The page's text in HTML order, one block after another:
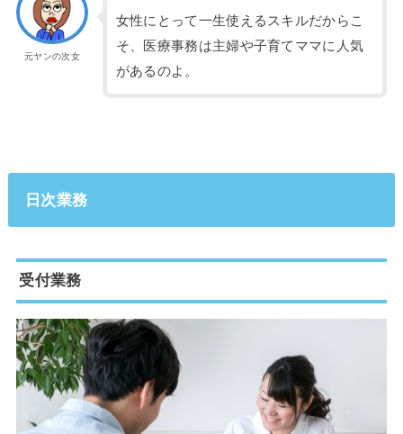
元ヤンの次女
女性にとって一生使えるスキルだからこ
そ、医療事務は主婦や子育てママに人気
があるのよ。
日次業務
受付業務